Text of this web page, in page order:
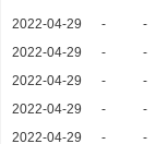
2022-04-29 - -
2022-04-29
- -
2022-04-29
- -
2022-04-29
- -
2022-04-29
- -